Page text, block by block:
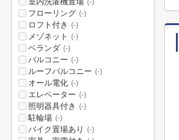
(-)
フローリング (-)
ロフト付き (-)
メゾネット (-)
ベランダ (-)
バルコニー (-)
ルーフバルコニー (-)
オール電化 (-)
エレベーター (-)
照明器具付き (-)
駐輪場 (-)
バイク置場あり (-)